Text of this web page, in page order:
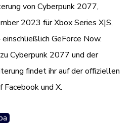
von Cyberpunk 2077,
2023 für Xbox Series X|S,
GeForce Now.
Cyberpunk 2077 und der
findet ihr auf der offiziellen
und X.